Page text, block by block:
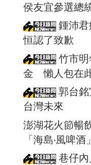
侯友宜參選總
鍾沛
恒認了致歉
竹市
金 懶人包在
郭台
台灣未來
澎湖花火節暢
「海島‧風啤酒」
巷仔